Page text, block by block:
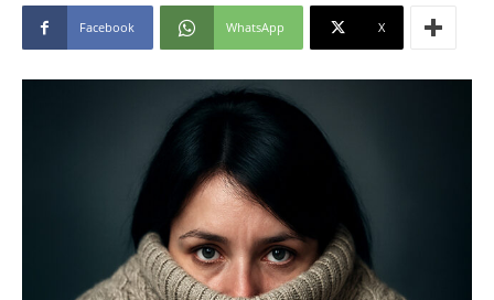
Facebook WhatsApp X